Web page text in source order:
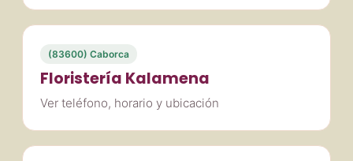
(83600) Caborca
Floristería Kalamena
Ver teléfono, horario y ubicación